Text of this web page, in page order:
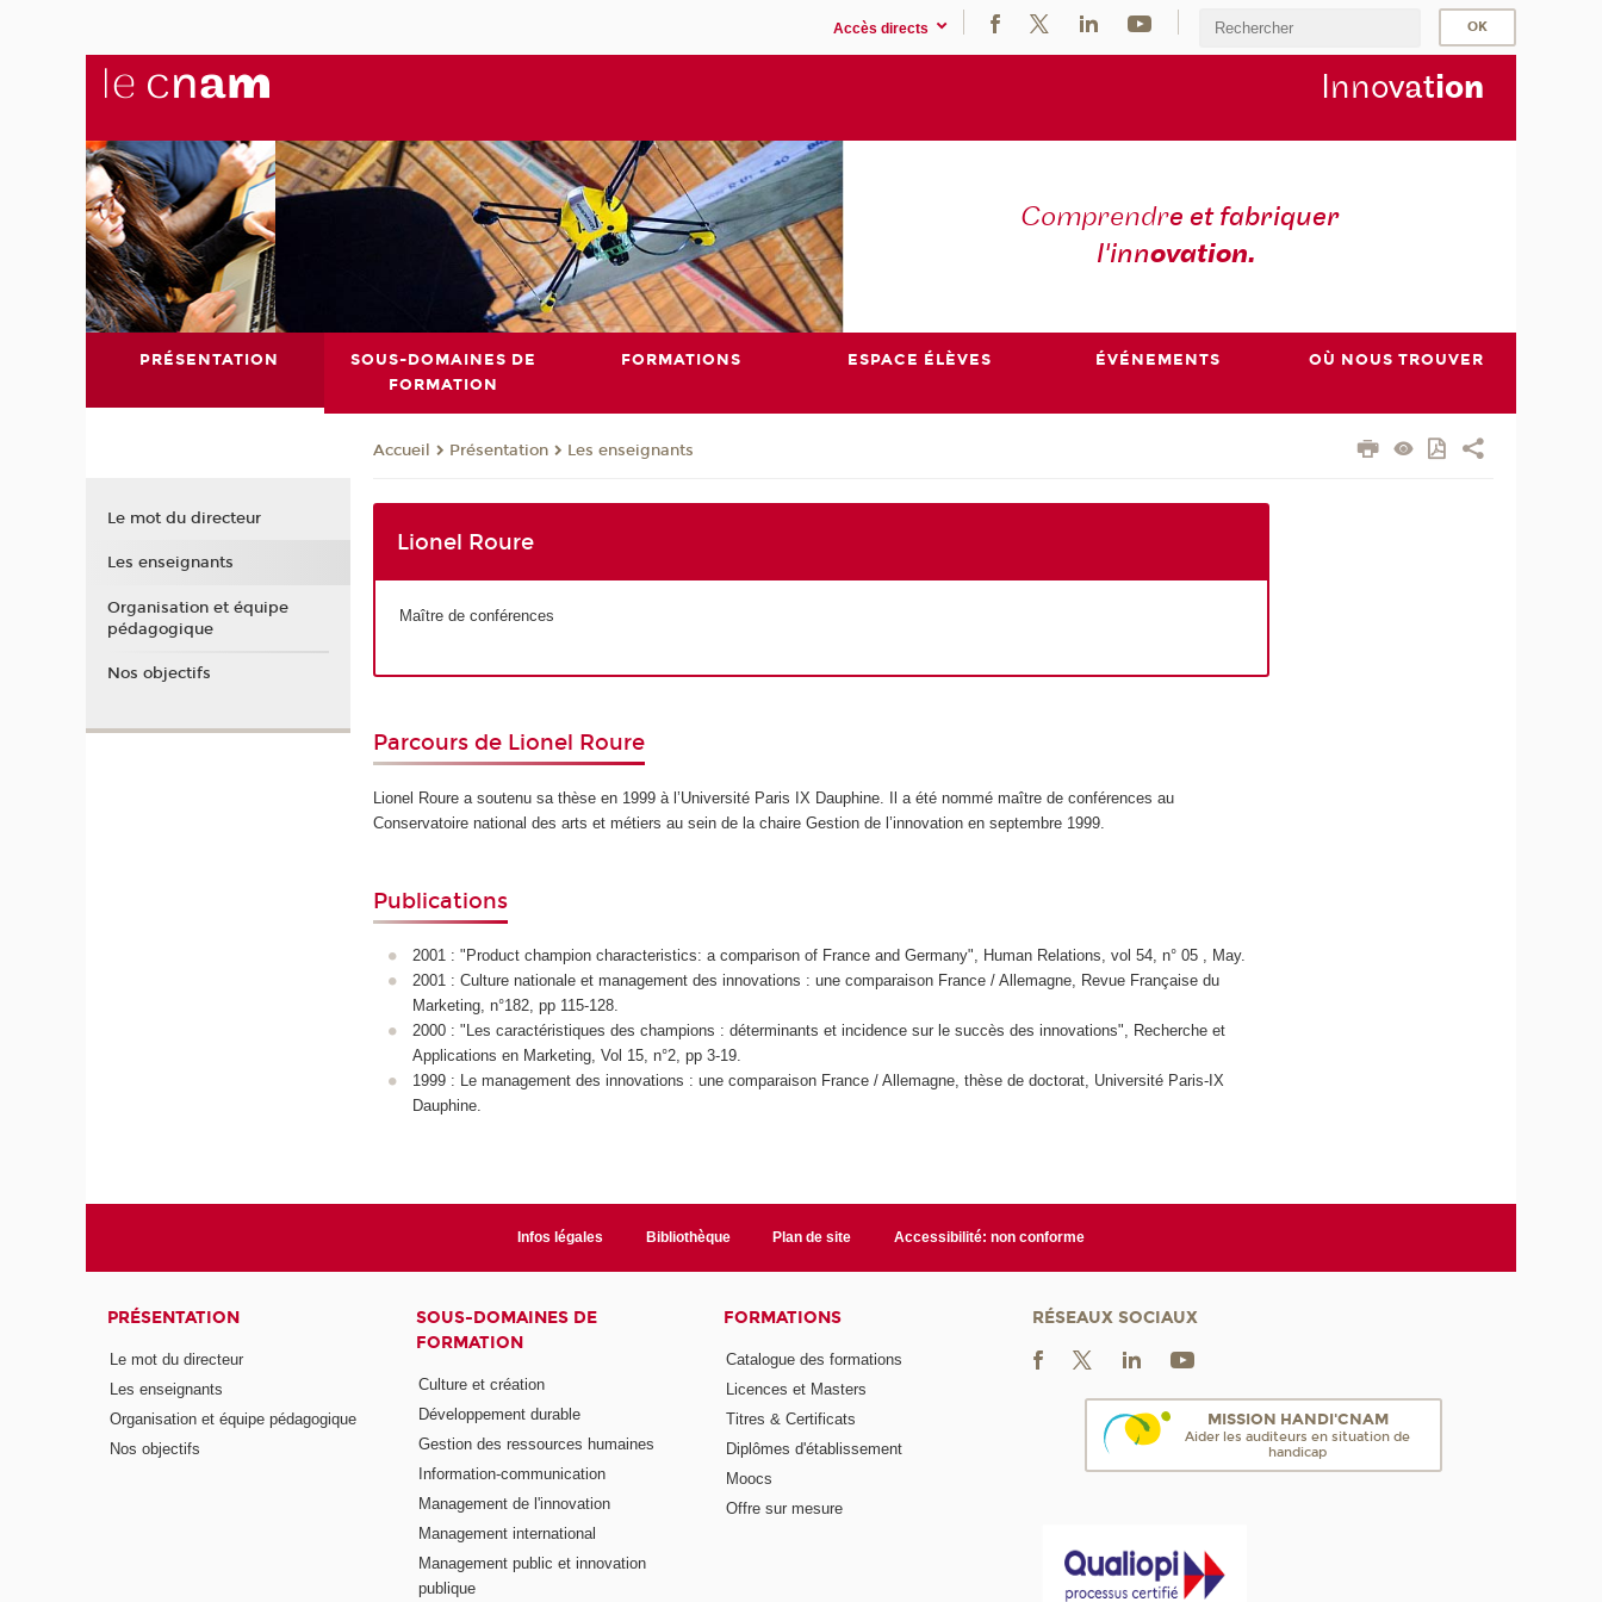
Accès directs
Innovation
Comprendre et fabriquer
l'innovation.
PRÉSENTATION
SOUS-DOMAINES DE
FORMATION
FORMATIONS ESPACE ÉLÈVES ÉVÉNEMENTS OÙ NOUS TROUVER
Accueil Présentation Les enseignants
Lionel Roure
Maître de conférences
Parcours de Lionel Roure
Lionel Roure a soutenu sa thèse en 1999 à l’Université Paris IX Dauphine. Il a été nommé maître de conférences au
Conservatoire national des arts et métiers au sein de la chaire Gestion de l’innovation en septembre 1999.
Publications
2001 : "Product champion characteristics: a comparison of France and Germany", Human Relations, vol 54, n° 05 , May.
2001 : Culture nationale et management des innovations : une comparaison France / Allemagne, Revue Française du
Marketing, n°182, pp 115-128.
2000 : "Les caractéristiques des champions : déterminants et incidence sur le succès des innovations", Recherche et
Applications en Marketing, Vol 15, n°2, pp 3-19.
1999 : Le management des innovations : une comparaison France / Allemagne, thèse de doctorat, Université Paris-IX
Dauphine.
Le mot du directeur
Les enseignants
Organisation et équipe
pédagogique
Nos objectifs
Infos légales Bibliothèque Plan de site Accessibilité: non conforme
PRÉSENTATION
Le mot du directeur
Les enseignants
Organisation et équipe pédagogique
Nos objectifs
SOUS-DOMAINES DE
FORMATION
Culture et création
Développement durable
Gestion des ressources humaines
Information-communication
Management de l'innovation
Management international
Management public et innovation
publique
FORMATIONS
Catalogue des formations
Licences et Masters
Titres & Certificats
Diplômes d'établissement
Moocs
Offre sur mesure
RÉSEAUX SOCIAUX
MISSION HANDI'CNAM
Aider les auditeurs en situation de
handicap